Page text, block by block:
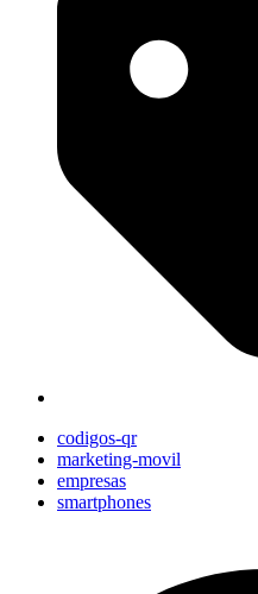
codigos-qr
marketing-movil
empresas
smartphones